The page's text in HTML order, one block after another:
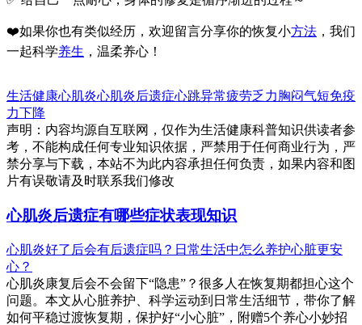
❤️如果你也有类似经历，欢迎留言分享你的恢复小方法 ，我们
一起科学养生 ，温柔养心！
生活健康心肌炎心肌炎后遗症心跳异常疲劳乏力胸闷气短免疫
力下降
声明：内容均源自互联网，仅作为生活健康科普知识供读者参
考，不能构成任何专业知识依据，严禁用于任何商业行为，严
禁分享与下载，本站不为此内容承担任何负责，如果内容和图
片有误敬请及时联系我们修改
心肌炎后遗症有哪些症状表现知识
心肌炎好了后会有后遗症吗？日常生活中怎么养护心脏更安
心？
心肌炎康复后会不会留下“隐患”？很多人在恢复期都担心这个
问题。本文从心脏养护、科学运动到日常生活细节，带你了解
如何平稳过渡恢复期，保护好“小心脏”，附赠5个养心小妙招